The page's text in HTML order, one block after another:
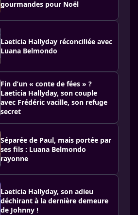
gourmandes pour Noël
Laeticia Hallyday réconciliée avec
Luana Belmondo
Fin d’un « conte de fées » ?
Laeticia Hallyday, son couple
avec Frédéric vacille, son refuge
secret
Séparée de Paul, mais portée par
ses fils : Luana Belmondo
rayonne
Laeticia Hallyday, son adieu
déchirant à la dernière demeure
de Johnny !